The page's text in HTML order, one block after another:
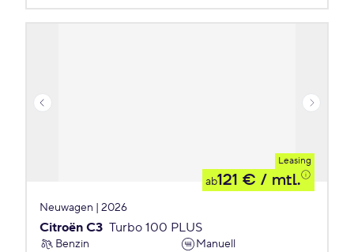
Leasing
ab121 € / mtl.
Neuwagen | 2026
Citroën C3 Turbo 100 PLUS
Benzin
Manuell